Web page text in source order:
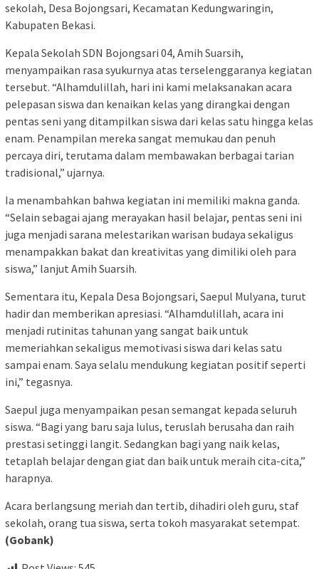
sekolah, Desa Bojongsari, Kecamatan Kedungwaringin,
Kabupaten Bekasi.
Kepala Sekolah SDN Bojongsari 04, Amih Suarsih,
menyampaikan rasa syukurnya atas terselenggaranya kegiatan
tersebut. “Alhamdulillah, hari ini kami melaksanakan acara
pelepasan siswa dan kenaikan kelas yang dirangkai dengan
pentas seni yang ditampilkan siswa dari kelas satu hingga kelas
enam. Penampilan mereka sangat memukau dan penuh
percaya diri, terutama dalam membawakan berbagai tarian
tradisional,” ujarnya.
Ia menambahkan bahwa kegiatan ini memiliki makna ganda.
“Selain sebagai ajang merayakan hasil belajar, pentas seni ini
juga menjadi sarana melestarikan warisan budaya sekaligus
menampakkan bakat dan kreativitas yang dimiliki oleh para
siswa,” lanjut Amih Suarsih.
Sementara itu, Kepala Desa Bojongsari, Saepul Mulyana, turut
hadir dan memberikan apresiasi. “Alhamdulillah, acara ini
menjadi rutinitas tahunan yang sangat baik untuk
memeriahkan sekaligus memotivasi siswa dari kelas satu
sampai enam. Saya selalu mendukung kegiatan positif seperti
ini,” tegasnya.
Saepul juga menyampaikan pesan semangat kepada seluruh
siswa. “Bagi yang baru saja lulus, teruslah berusaha dan raih
prestasi setinggi langit. Sedangkan bagi yang naik kelas,
tetaplah belajar dengan giat dan baik untuk meraih cita-cita,”
harapnya.
Acara berlangsung meriah dan tertib, dihadiri oleh guru, staf
sekolah, orang tua siswa, serta tokoh masyarakat setempat.
(Gobank)